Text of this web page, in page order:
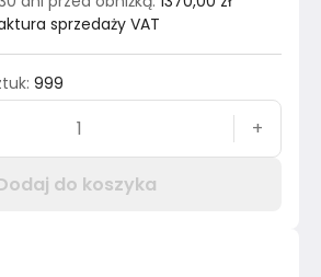
sprzedaży VAT
: 999
+
do koszyka